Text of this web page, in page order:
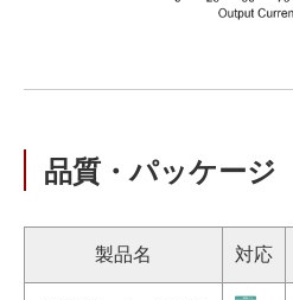
品質・パッケージ
製品名 対応